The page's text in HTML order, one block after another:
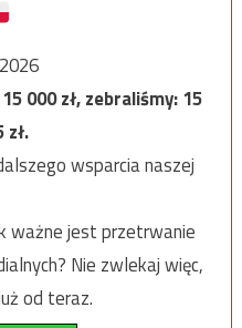
15 000zł, zebraliśmy:15
zł.
wsparcia naszej
ważne jest przetrwanie
Nie zwlekaj więc,
od teraz.